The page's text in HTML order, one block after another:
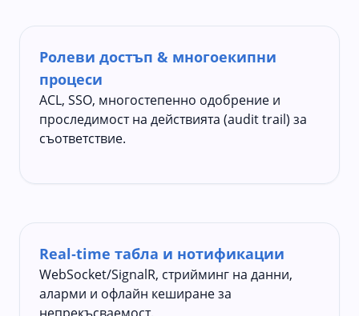
Ролеви достъп & многоекипни
процеси
ACL, SSO, многостепенно одобрение и
проследимост на действията (audit trail) за
съответствие.
Real‑time табла и нотификации
WebSocket/SignalR, стрийминг на данни,
аларми и офлайн кеширане за